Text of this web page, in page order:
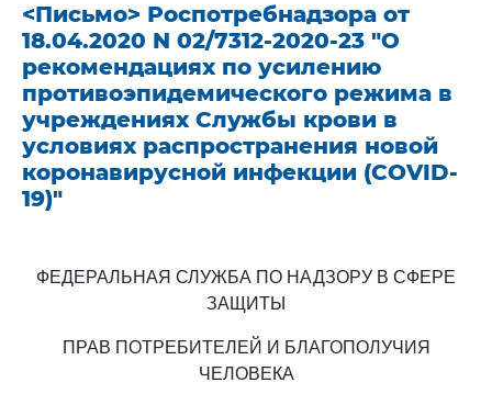
<Письмо> Роспотребнадзора от
18.04.2020 N 02/7312-2020-23 "О
рекомендациях по усилению
противоэпидемического режима в
учреждениях Службы крови в
условиях распространения новой
коронавирусной инфекции (COVID-
19)"
ФЕДЕРАЛЬНАЯ СЛУЖБА ПО НАДЗОРУ В СФЕРЕ
ЗАЩИТЫ
ПРАВ ПОТРЕБИТЕЛЕЙ И БЛАГОПОЛУЧИЯ
ЧЕЛОВЕКА